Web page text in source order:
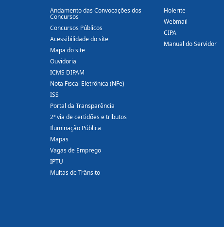
Andamento das Convocações dos
Concursos
Concursos Públicos
Acessibilidade do site
Mapa do site
Ouvidoria
ICMS DIPAM
Nota Fiscal Eletrônica (NFe)
ISS
Portal da Transparência
2ª via de certidões e tributos
Iluminação Pública
Mapas
Vagas de Emprego
IPTU
Multas de Trânsito
Holerite
Webmail
CIPA
Manual do Servidor